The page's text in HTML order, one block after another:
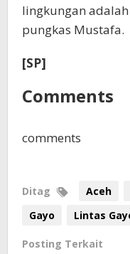
lingkungan
pungkas Mustafa.
[SP]
Comments
comments
Ditag Aceh
Gayo
Lintas
Posting Terkait